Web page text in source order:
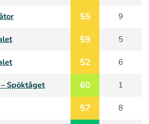
55 9
59 5
52 6
Spöktåget 60 1
57 8